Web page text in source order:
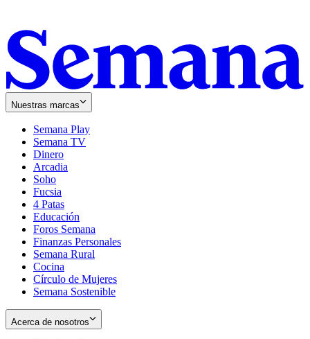
Nuestras marcas
Semana Play
Semana TV
Dinero
Arcadia
Soho
in
new
window
Fucsia
in
new
window
4 Patas
Educación
Foros Semana
Finanzas Personales
Semana Rural
Cocina
Círculo de Mujeres
Semana Sostenible
Acerca de nosotros